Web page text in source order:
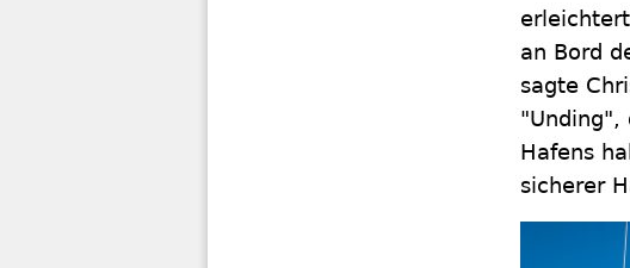
an Bord
sagte
"Unding",
Hafens
sicherer